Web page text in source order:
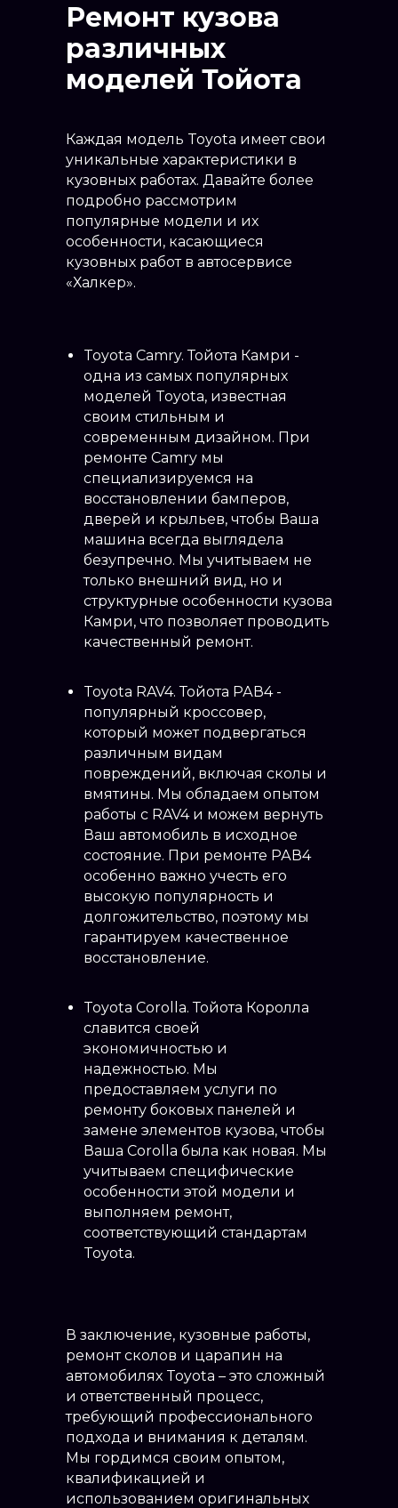
Ремонт кузова
различных
моделей Тойота
Каждая модель Toyota имеет свои
уникальные характеристики в
кузовных работах. Давайте более
подробно рассмотрим
популярные модели и их
особенности, касающиеся
кузовных работ в автосервисе
«Халкер».
Toyota Camry. Тойота Камри -
одна из самых популярных
моделей Toyota, известная
своим стильным и
современным дизайном. При
ремонте Camry мы
специализируемся на
восстановлении бамперов,
дверей и крыльев, чтобы Ваша
машина всегда выглядела
безупречно. Мы учитываем не
только внешний вид, но и
структурные особенности кузова
Камри, что позволяет проводить
качественный ремонт.
Toyota RAV4. Тойота РАВ4 -
популярный кроссовер,
который может подвергаться
различным видам
повреждений, включая сколы и
вмятины. Мы обладаем опытом
работы с RAV4 и можем вернуть
Ваш автомобиль в исходное
состояние. При ремонте РАВ4
особенно важно учесть его
высокую популярность и
долгожительство, поэтому мы
гарантируем качественное
восстановление.
Toyota Corolla. Тойота Королла
славится своей
экономичностью и
надежностью. Мы
предоставляем услуги по
ремонту боковых панелей и
замене элементов кузова, чтобы
Ваша Corolla была как новая. Мы
учитываем специфические
особенности этой модели и
выполняем ремонт,
соответствующий стандартам
Toyota.
В заключение, кузовные работы,
ремонт сколов и царапин на
автомобилях Toyota – это сложный
и ответственный процесс,
требующий профессионального
подхода и внимания к деталям.
Мы гордимся своим опытом,
квалификацией и
использованием оригинальных